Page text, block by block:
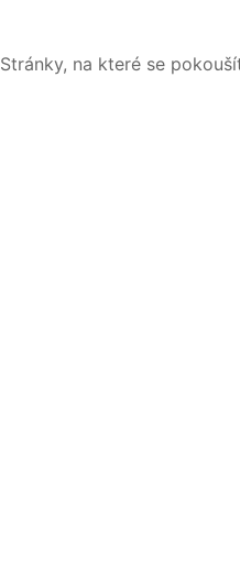
Stránky, na které se